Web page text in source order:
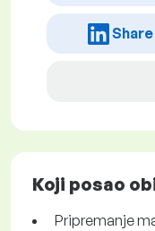
Share
Koji posao
Pripremanje